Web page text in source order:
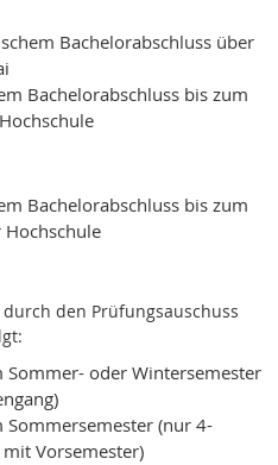
Bachelorabschluss über
Bachelorabschluss bis zum
Bachelorabschluss bis zum
den Prüfungsauschuss
Sommer- oder Wintersemester
Sommersemester (nur 4-
Vorsemester)